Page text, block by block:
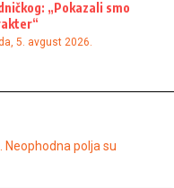
„Pokazali smo
5. avgust 2026.
Neophodna polja su